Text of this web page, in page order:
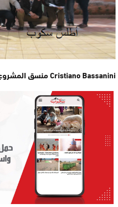
Cristiano Bassanini منسق المشروع و مترجم polyglote .